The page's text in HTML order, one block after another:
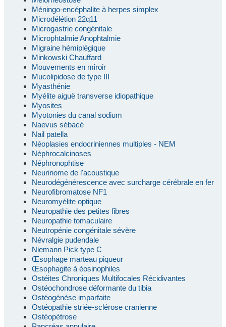
Méningo-encéphalite à herpes simplex
Microdélétion 22q11
Microgastrie congénitale
Microphtalmie Anophtalmie
Migraine hémiplégique
Minkowski Chauffard
Mouvements en miroir
Mucolipidose de type III
Myasthénie
Myélite aiguë transverse idiopathique
Myosites
Myotonies du canal sodium
Naevus sébacé
Nail patella
Néoplasies endocriniennes multiples - NEM
Néphrocalcinoses
Néphronophtise
Neurinome de l'acoustique
Neurodégénérescence avec surcharge cérébrale en fer
Neurofibromatose NF1
Neuromyélite optique
Neuropathie des petites fibres
Neuropathie tomaculaire
Neutropénie congénitale sévère
Névralgie pudendale
Niemann Pick type C
Œsophage marteau piqueur
Œsophagite à éosinophiles
Ostéites Chroniques Multifocales Récidivantes
Ostéochondrose déformante du tibia
Ostéogénèse imparfaite
Ostéopathie striée-sclérose cranienne
Ostéopétrose